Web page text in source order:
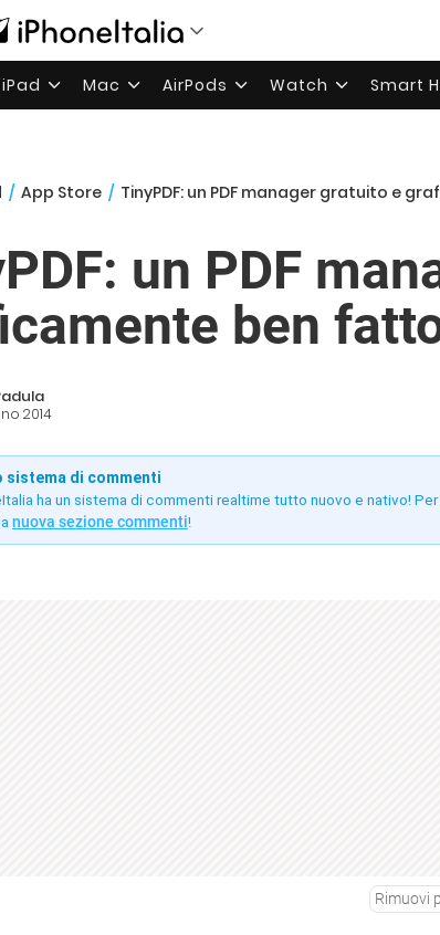
iPad Mac AirPods Watch Smart
/ App Store / TinyPDF: un PDF manager gratuito e
un PDF
ben
2014
sistema di commenti
ha un sistema di commenti realtime tutto nuovo e nativo!
nuova sezione commenti!
Rimuovi